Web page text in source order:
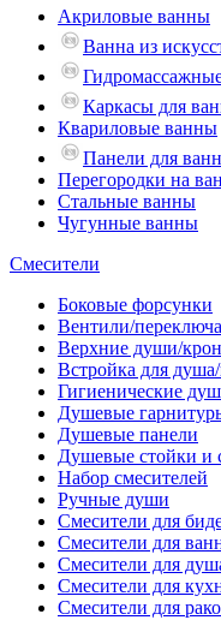
Акриловые ванны
Ванна из
Каркасы для
Квариловые ванны
Панели для ванн
Перегородки на
Стальные ванны
Чугунные ванны
Смесители
Боковые форсунки
Вентили/
Верхние души/
Встройка для
Гигиенические
Душевые
Душевые панели
Душевые стойки и
Набор смесителей
Ручные души
Смесители для
Смесители для
Смесители для
Смесители для
Смесители для